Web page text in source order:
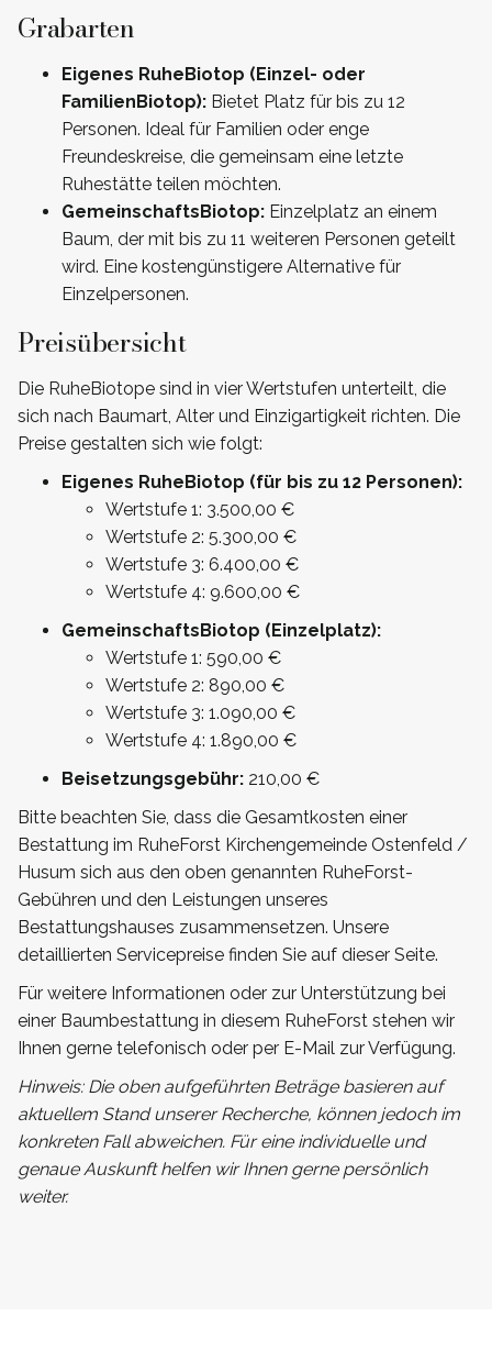
Grabarten
Eigenes RuheBiotop (Einzel- oder
FamilienBiotop): Bietet Platz für bis zu 12
Personen. Ideal für Familien oder enge
Freundeskreise, die gemeinsam eine letzte
Ruhestätte teilen möchten.
GemeinschaftsBiotop: Einzelplatz an einem
Baum, der mit bis zu 11 weiteren Personen geteilt
wird. Eine kostengünstigere Alternative für
Einzelpersonen.
Preisübersicht
Die RuheBiotope sind in vier Wertstufen unterteilt, die
sich nach Baumart, Alter und Einzigartigkeit richten. Die
Preise gestalten sich wie folgt:
Eigenes RuheBiotop (für bis zu 12 Personen):
Wertstufe 1: 3.500,00 €
Wertstufe 2: 5.300,00 €
Wertstufe 3: 6.400,00 €
Wertstufe 4: 9.600,00 €
GemeinschaftsBiotop (Einzelplatz):
Wertstufe 1: 590,00 €
Wertstufe 2: 890,00 €
Wertstufe 3: 1.090,00 €
Wertstufe 4: 1.890,00 €
Beisetzungsgebühr: 210,00 €
Bitte beachten Sie, dass die Gesamtkosten einer
Bestattung im RuheForst Kirchengemeinde Ostenfeld /
Husum sich aus den oben genannten RuheForst-
Gebühren und den Leistungen unseres
Bestattungshauses zusammensetzen. Unsere
detaillierten Servicepreise finden Sie auf dieser Seite.
Für weitere Informationen oder zur Unterstützung bei
einer Baumbestattung in diesem RuheForst stehen wir
Ihnen gerne telefonisch oder per E-Mail zur Verfügung.
Hinweis: Die oben aufgeführten Beträge basieren auf
aktuellem Stand unserer Recherche, können jedoch im
konkreten Fall abweichen. Für eine individuelle und
genaue Auskunft helfen wir Ihnen gerne persönlich
weiter.